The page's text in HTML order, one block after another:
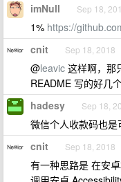
imNull Sep 18,
1% https://
cnit Sep 18, 2018
@leavic 这样啊，那
README 写的好几
hadesy Sep 18,
微信个人收款码也
cnit Sep 18, 2018
有一种思路是 在安